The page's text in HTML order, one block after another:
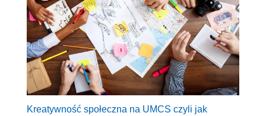
Kreatywność społeczna na UMCS czyli jak